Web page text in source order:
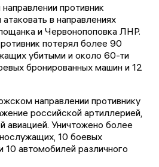
противник
в направлениях
и Червонопоповка ЛНР.
потерял более 90
убитыми и около 60-ти
бронированных машин и 12
направлении противнику
российской артиллерией,
авиацией. Уничтожено более
10 боевых
10 автомобилей различного